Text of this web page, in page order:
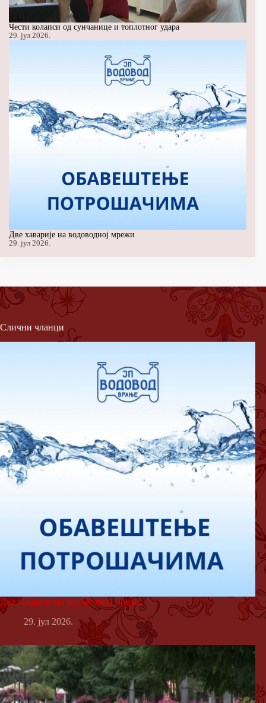
Чести колапси од сунчанице и топлотног удара
29. јул 2026.
Две хаварије на водоводној мрежи
29. јул 2026.
Слични чланци
Две хаварије на водоводној мрежи
29. јул 2026.